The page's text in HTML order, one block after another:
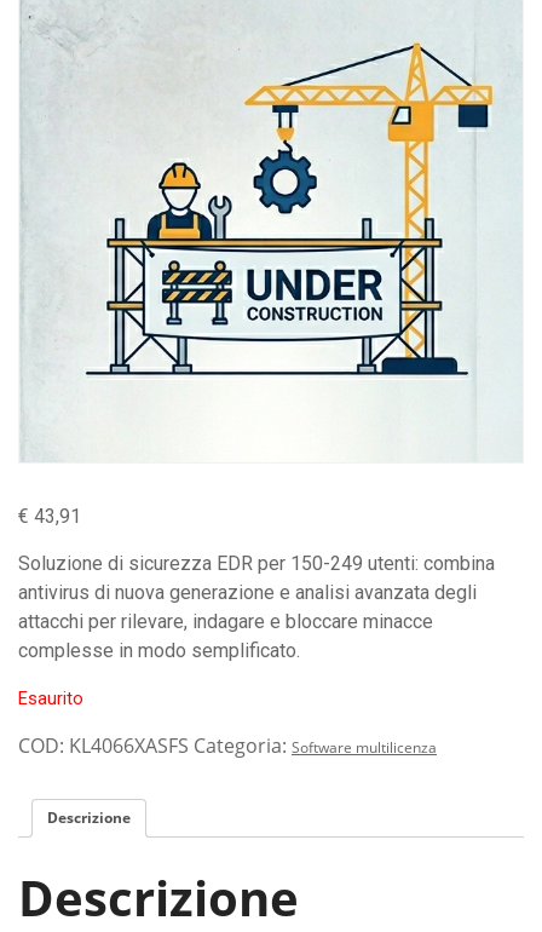
€ 43,91
Soluzione di sicurezza EDR per 150-249 utenti: combina
antivirus di nuova generazione e analisi avanzata degli
attacchi per rilevare, indagare e bloccare minacce
complesse in modo semplificato.
Esaurito
COD: KL4066XASFS Categoria: Software multilicenza
Descrizione
Descrizione